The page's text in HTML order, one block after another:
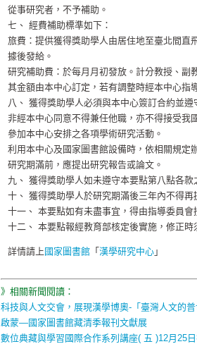
從事研究者，不予補助。
七、 經費補助標準如下：
旅費：提供獲得獎助學人由居住地至臺北間直
據後發給。
研究補助費：於每月月初發放。計分教授、副
其金額由本中心訂定，若有調整時經本中心指
八、 獲得獎助學人必須與本中心簽訂合約並遵
非經本中心同意不得兼任他職，亦不得接受我
參加本中心安排之各項學術研究活動。
利用本中心及國家圖書館設備時，依相關規定
研究期滿前，應提出研究報告或論文。
九、 獲得獎助學人如未遵守本要點第八點各
十、 獲得獎助學人於研究期滿後三年內不得再
十一、 本要點如有未盡事宜，得由指導委員會
十二、 本要點報經教育部核定後實施，修正
詳情請上 國家圖書館「 漢學研究中心」
》相關新聞閱讀：
科技與人文交會，展現漢學博奧-「臺灣人文的
啟蒙—國家圖書館藏清季報刊文獻展
數位典藏與學習國際合作系列講座( 五 )12月25